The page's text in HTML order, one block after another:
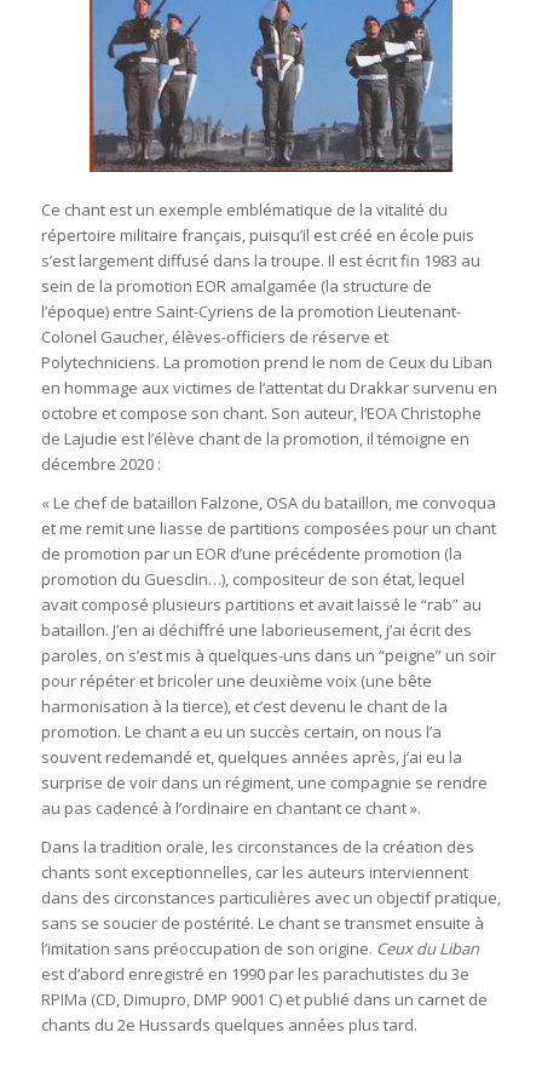
Ce chant est un exemple emblématique de la vitalité du
répertoire militaire français, puisqu’il est créé en école puis
s’est largement diffusé dans la troupe. Il est écrit fin 1983 au
sein de la promotion EOR amalgamée (la structure de
l’époque) entre Saint-Cyriens de la promotion Lieutenant-
Colonel Gaucher, élèves-officiers de réserve et
Polytechniciens. La promotion prend le nom de Ceux du Liban
en hommage aux victimes de l’attentat du Drakkar survenu en
octobre et compose son chant. Son auteur, l’EOA Christophe
de Lajudie est l’élève chant de la promotion, il témoigne en
décembre 2020 :
« Le chef de bataillon Falzone, OSA du bataillon, me convoqua
et me remit une liasse de partitions composées pour un chant
de promotion par un EOR d’une précédente promotion (la
promotion du Guesclin…), compositeur de son état, lequel
avait composé plusieurs partitions et avait laissé le “rab” au
bataillon. J’en ai déchiffré une laborieusement, j’ai écrit des
paroles, on s’est mis à quelques-uns dans un “peigne” un soir
pour répéter et bricoler une deuxième voix (une bête
harmonisation à la tierce), et c’est devenu le chant de la
promotion. Le chant a eu un succès certain, on nous l’a
souvent redemandé et, quelques années après, j’ai eu la
surprise de voir dans un régiment, une compagnie se rendre
au pas cadencé à l’ordinaire en chantant ce chant ».
Dans la tradition orale, les circonstances de la création des
chants sont exceptionnelles, car les auteurs interviennent
dans des circonstances particulières avec un objectif pratique,
sans se soucier de postérité. Le chant se transmet ensuite à
l’imitation sans préoccupation de son origine. Ceux du Liban
est d’abord enregistré en 1990 par les parachutistes du 3e
RPIMa (CD, Dimupro, DMP 9001 C) et publié dans un carnet de
chants du 2e Hussards quelques années plus tard.